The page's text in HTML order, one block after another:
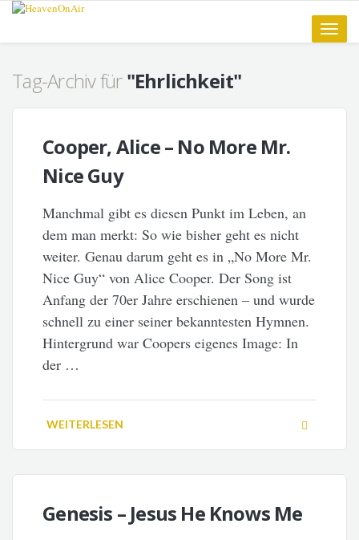
Toggle
Tag-Archiv für"Ehrlichkeit"
Cooper, Alice – No More Mr.
Nice Guy
Manchmal gibt es diesen Punkt im Leben, an
dem man merkt: So wie bisher geht es nicht
weiter. Genau darum geht es in „No More Mr.
Nice Guy“ von Alice Cooper. Der Song ist
Anfang der 70er Jahre erschienen – und wurde
schnell zu einer seiner bekanntesten Hymnen.
Hintergrund war Coopers eigenes Image: In
der …
WEITERLESEN
Genesis – Jesus He Knows Me